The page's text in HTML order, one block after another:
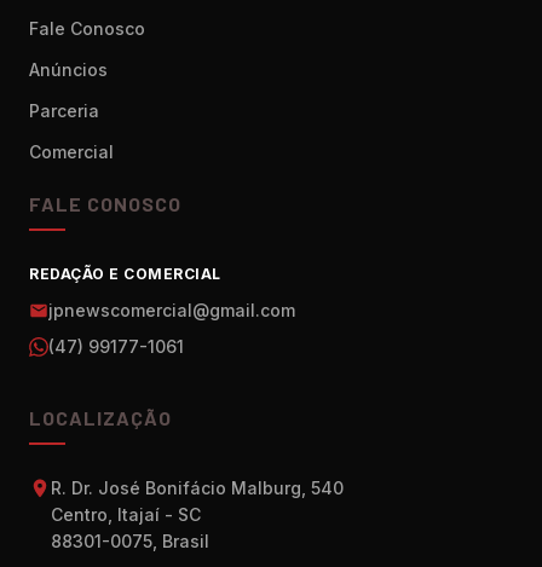
Fale Conosco
Anúncios
Parceria
Comercial
FALE CONOSCO
REDAÇÃO E COMERCIAL
jpnewscomercial@gmail.com
(47) 99177-1061
LOCALIZAÇÃO
R. Dr. José Bonifácio Malburg, 540
Centro, Itajaí - SC
88301-0075, Brasil